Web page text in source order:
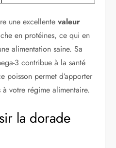
une excellentevaleur
en protéines, ce qui en
alimentation saine. Sa
3 contribue à la santé
poisson permet d’apporter
à votre régime alimentaire.
la dorade